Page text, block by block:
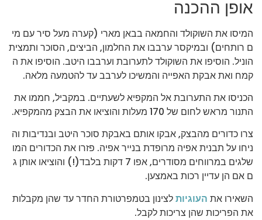
אופן ההכנה
המיסו את השוקולד והחמאה בבאן מארי (קערה מעל סיר עם מי
ם רותחים) ובמיקסר ערבבו את החלמון, הביצים, הסוכר ותמצית
הוניל. הוסיפו את השוקולד לתערובת וערבבו היטב. הוסיפו את ה
קמח ואת אבקת האפייה והמשיכו לערבב עד להטמעה מלאה.
הכניסו את התערובת אל המקפיא לשעתיים. במקביל, חממו את
התנור מראש לחום של 170 מעלות והוציאו את הבצק מהמקפיא.
צרו כדורים מהבצק, אבקו אותם באבקת סוכר היטב ובנדיבות וה
ניחו על תבנית אפיה מרופדת בנייר אפיה. פזרו את הכדורים המו
שלגים במרווחים מסודרים, אפו 7 דקות בלבד(!) והוציאו אותן ג
ם אם הן עדיין רכות באמצען.
השאירו את העוגיותלצינון בטמפרטורת החדר עד שהן מקבלות
את הפריכות שהן צריכות לקבל.